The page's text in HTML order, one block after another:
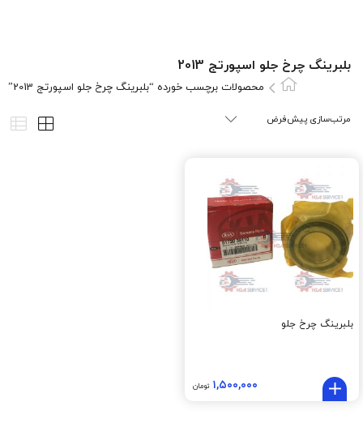
بلبرينگ چرخ جلو اسپورتج 2013
محصولات برچسب خورده “بلبرينگ چرخ جلو اسپورتج 2013”
بلبرينگ چرخ جلو
۱,۵۰۰,۰۰۰ تومان